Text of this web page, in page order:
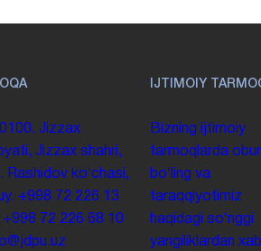
Jizzax
Jizzax shahri,
Rashidov koʻchasi,
+998 72 226 13
+998 72 226 68 10
IJTIMOIY
Bizning ijtimoiy
tarmoqlarda
boʻling va
taraqqiyotimiz
haqidagi soʻnggi
yangiliklardan